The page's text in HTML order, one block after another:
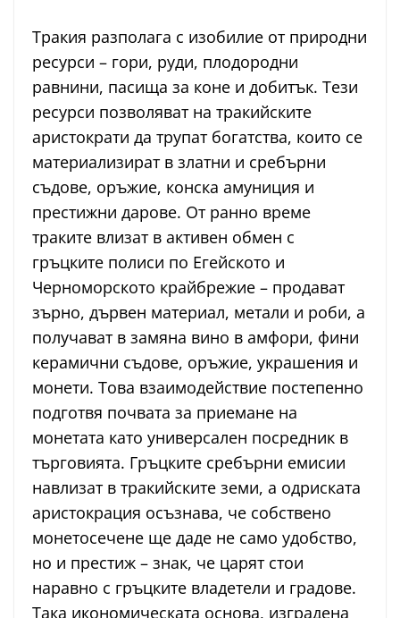
Тракия разполага с изобилие от природни
ресурси – гори, руди, плодородни
равнини, пасища за коне и добитък. Тези
ресурси позволяват на тракийските
аристократи да трупат богатства, които се
материализират в златни и сребърни
съдове, оръжие, конска амуниция и
престижни дарове. От ранно време
траките влизат в активен обмен с
гръцките полиси по Егейското и
Черноморското крайбрежие – продават
зърно, дървен материал, метали и роби, а
получават в замяна вино в амфори, фини
керамични съдове, оръжие, украшения и
монети. Това взаимодействие постепенно
подготвя почвата за приемане на
монетата като универсален посредник в
търговията. Гръцките сребърни емисии
навлизат в тракийските земи, а одриската
аристокрация осъзнава, че собствено
монетосечене ще даде не само удобство,
но и престиж – знак, че царят стои
наравно с гръцките владетели и градове.
Така икономическата основа, изградена